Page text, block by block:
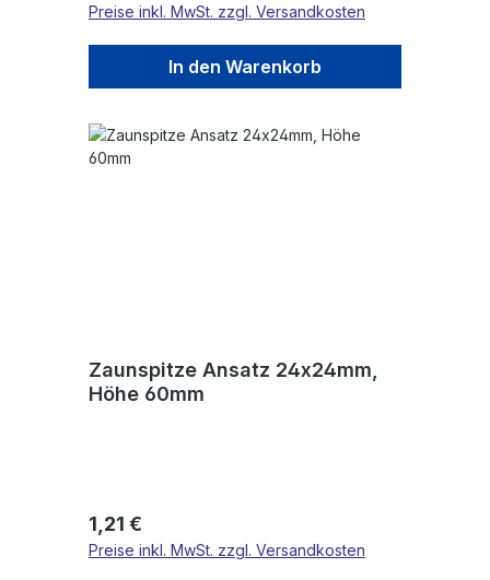
Preise inkl. MwSt. zzgl. Versandkosten
In den Warenkorb
Zaunspitze Ansatz 24x24mm,
Höhe 60mm
Regulärer Preis:
1,21 €
Preise inkl. MwSt. zzgl. Versandkosten